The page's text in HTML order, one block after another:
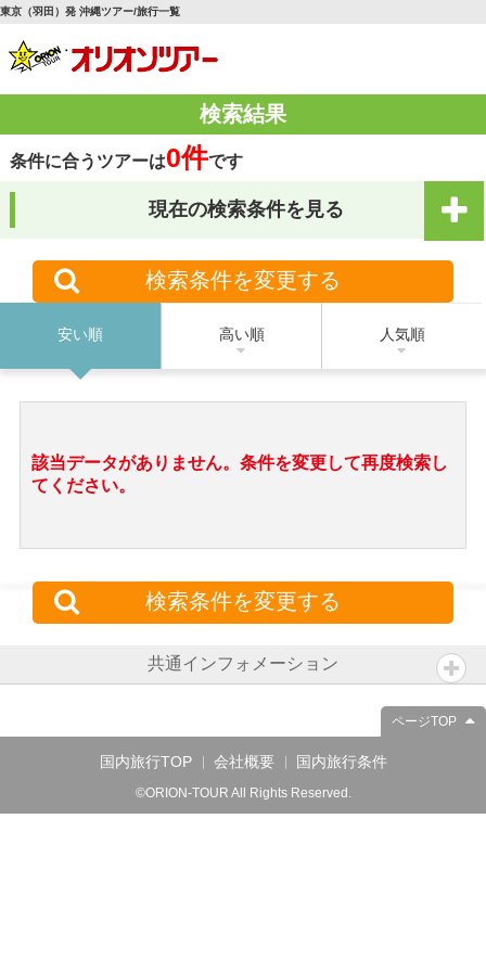
東京（羽田）発 沖縄ツアー/旅行一覧
検索結果
条件に合うツアーは0件です
現在の検索条件を見る
検索条件を変更する
安い順 高い順 人気順
該当データがありません。条件を変更して再度検索し
てください。
検索条件を変更する
共通インフォメーション
ページTOP
国内旅行TOP 会社概要 国内旅行条件
©ORION-TOUR All Rights Reserved.